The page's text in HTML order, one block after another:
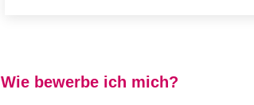
Wie bewerbe ich mich?